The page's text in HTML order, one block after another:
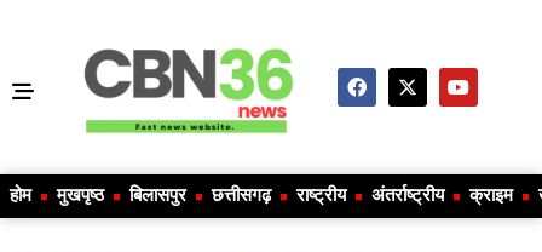
होम मुखपृष्ठ बिलासपुर छत्तीसगढ़ राष्ट्रीय अंतर्राष्ट्रीय क्राइम